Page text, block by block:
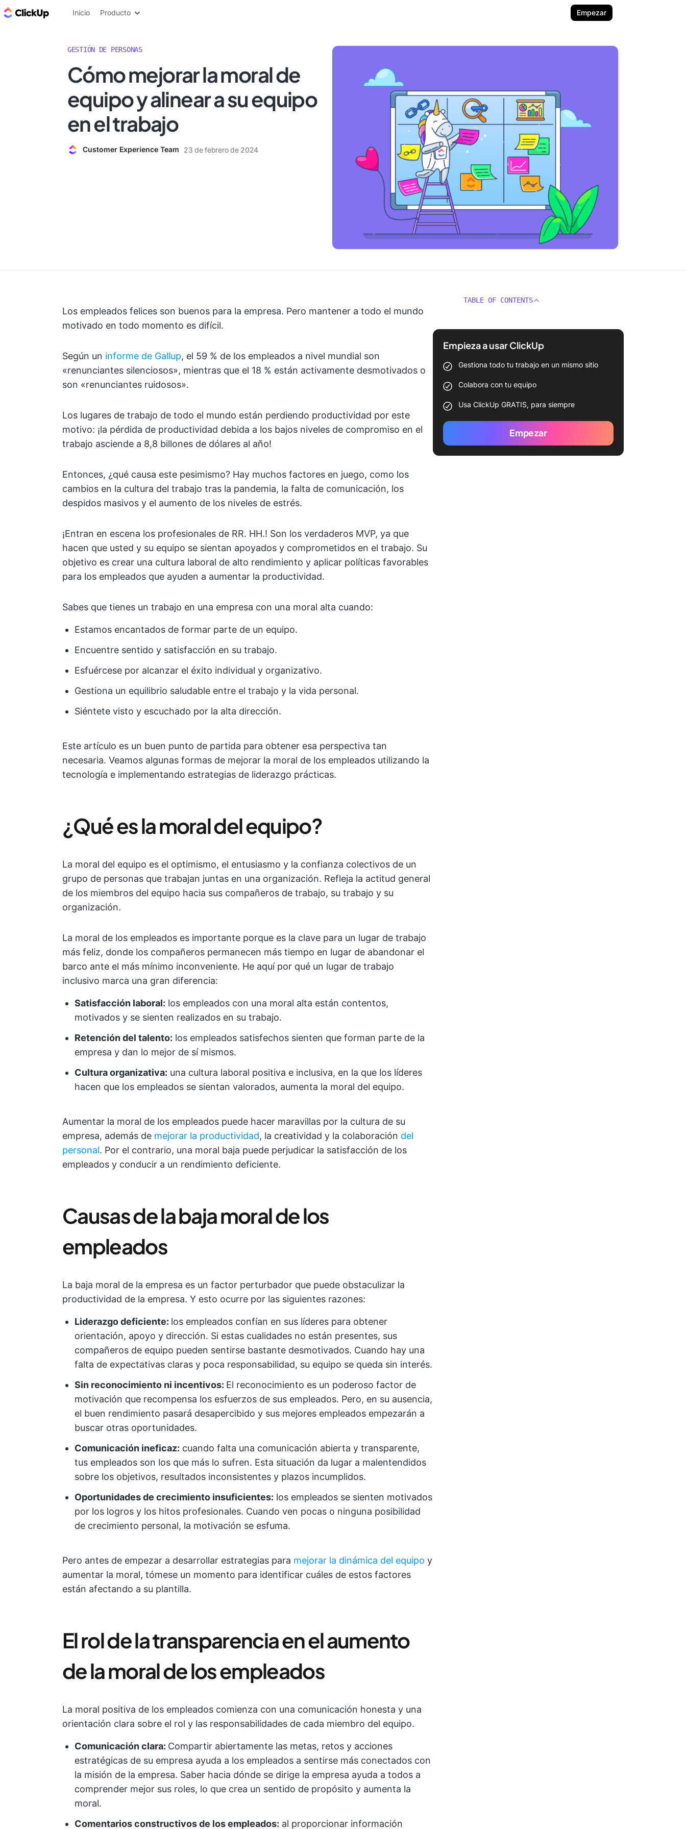
ClickUp Blog
Inicio Producto Empezar
GESTIÓN DE PERSONAS
Cómo mejorar la moral de
equipo y alinear a su equipo
en el trabajo
Customer Experience Team 23 de febrero de 2024
Los empleados felices son buenos para la empresa. Pero mantener a todo el mundo
motivado en todo momento es difícil.
Según un informe de Gallup, el 59 % de los empleados a nivel mundial son
«renunciantes silenciosos», mientras que el 18 % están activamente desmotivados o
son «renunciantes ruidosos».
Los lugares de trabajo de todo el mundo están perdiendo productividad por este
motivo: ¡la pérdida de productividad debida a los bajos niveles de compromiso en el
trabajo asciende a 8,8 billones de dólares al año!
Entonces, ¿qué causa este pesimismo? Hay muchos factores en juego, como los
cambios en la cultura del trabajo tras la pandemia, la falta de comunicación, los
despidos masivos y el aumento de los niveles de estrés.
¡Entran en escena los profesionales de RR. HH.! Son los verdaderos MVP, ya que
hacen que usted y su equipo se sientan apoyados y comprometidos en el trabajo. Su
objetivo es crear una cultura laboral de alto rendimiento y aplicar políticas favorables
para los empleados que ayuden a aumentar la productividad.
Sabes que tienes un trabajo en una empresa con una moral alta cuando:
Estamos encantados de formar parte de un equipo.
Encuentre sentido y satisfacción en su trabajo.
Esfuércese por alcanzar el éxito individual y organizativo.
Gestiona un equilibrio saludable entre el trabajo y la vida personal.
Siéntete visto y escuchado por la alta dirección.
Este artículo es un buen punto de partida para obtener esa perspectiva tan
necesaria. Veamos algunas formas de mejorar la moral de los empleados utilizando la
tecnología e implementando estrategias de liderazgo prácticas.
¿Qué es la moral del equipo?
La moral del equipo es el optimismo, el entusiasmo y la confianza colectivos de un
grupo de personas que trabajan juntas en una organización. Refleja la actitud general
de los miembros del equipo hacia sus compañeros de trabajo, su trabajo y su
organización.
La moral de los empleados es importante porque es la clave para un lugar de trabajo
más feliz, donde los compañeros permanecen más tiempo en lugar de abandonar el
barco ante el más mínimo inconveniente. He aquí por qué un lugar de trabajo
inclusivo marca una gran diferencia:
Satisfacción laboral: los empleados con una moral alta están contentos,
motivados y se sienten realizados en su trabajo.
Retención del talento: los empleados satisfechos sienten que forman parte de la
empresa y dan lo mejor de sí mismos.
Cultura organizativa: una cultura laboral positiva e inclusiva, en la que los líderes
hacen que los empleados se sientan valorados, aumenta la moral del equipo.
Aumentar la moral de los empleados puede hacer maravillas por la cultura de su
empresa, además de mejorar la productividad, la creatividad y la colaboración del
personal. Por el contrario, una moral baja puede perjudicar la satisfacción de los
empleados y conducir a un rendimiento deficiente.
Causas de la baja moral de los
empleados
La baja moral de la empresa es un factor perturbador que puede obstaculizar la
productividad de la empresa. Y esto ocurre por las siguientes razones:
Liderazgo deficiente: los empleados confían en sus líderes para obtener
orientación, apoyo y dirección. Si estas cualidades no están presentes, sus
compañeros de equipo pueden sentirse bastante desmotivados. Cuando hay una
falta de expectativas claras y poca responsabilidad, su equipo se queda sin interés.
Sin reconocimiento ni incentivos: El reconocimiento es un poderoso factor de
motivación que recompensa los esfuerzos de sus empleados. Pero, en su ausencia,
el buen rendimiento pasará desapercibido y sus mejores empleados empezarán a
buscar otras oportunidades.
Comunicación ineficaz: cuando falta una comunicación abierta y transparente,
tus empleados son los que más lo sufren. Esta situación da lugar a malentendidos
sobre los objetivos, resultados inconsistentes y plazos incumplidos.
Oportunidades de crecimiento insuficientes: los empleados se sienten motivados
por los logros y los hitos profesionales. Cuando ven pocas o ninguna posibilidad
de crecimiento personal, la motivación se esfuma.
Pero antes de empezar a desarrollar estrategias para mejorar la dinámica del equipo y
aumentar la moral, tómese un momento para identificar cuáles de estos factores
están afectando a su plantilla.
El rol de la transparencia en el aumento
de la moral de los empleados
La moral positiva de los empleados comienza con una comunicación honesta y una
orientación clara sobre el rol y las responsabilidades de cada miembro del equipo.
Comunicación clara: Compartir abiertamente las metas, retos y acciones
estratégicas de su empresa ayuda a los empleados a sentirse más conectados con
la misión de la empresa. Saber hacia dónde se dirige la empresa ayuda a todos a
comprender mejor sus roles, lo que crea un sentido de propósito y aumenta la
moral.
Comentarios constructivos de los empleados: al proporcionar información
TABLE OF CONTENTS
Empieza a usar ClickUp
Gestiona todo tu trabajo en un mismo sitio
Colabora con tu equipo
Usa ClickUp GRATIS, para siempre
Empezar